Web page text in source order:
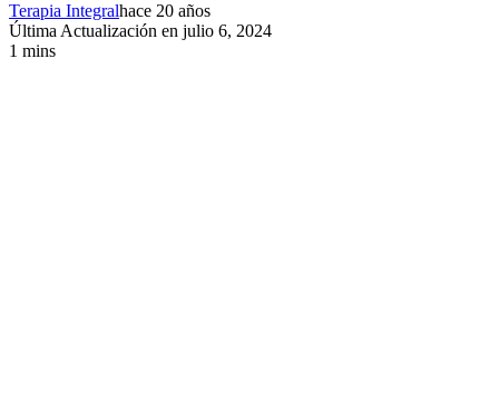
Terapia Integralhace 20 años
Última Actualización en julio 6, 2024
1 mins